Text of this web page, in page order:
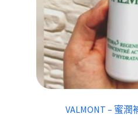
VALMONT – 蜜